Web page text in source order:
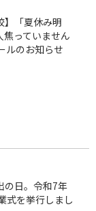
「夏休み明
っていません
ルのお知らせ
の日。令和7年
式を挙行しまし